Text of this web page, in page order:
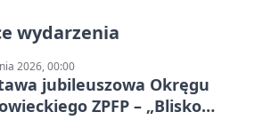
wydarzenia
2026, 00:00
jubileuszowa Okręgu
ZPFP – „Blisko